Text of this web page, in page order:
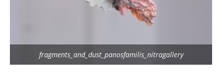
fragments_and_dust_panosfamilis_nitragallery